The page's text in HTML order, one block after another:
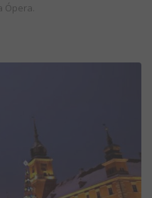
Ópera.